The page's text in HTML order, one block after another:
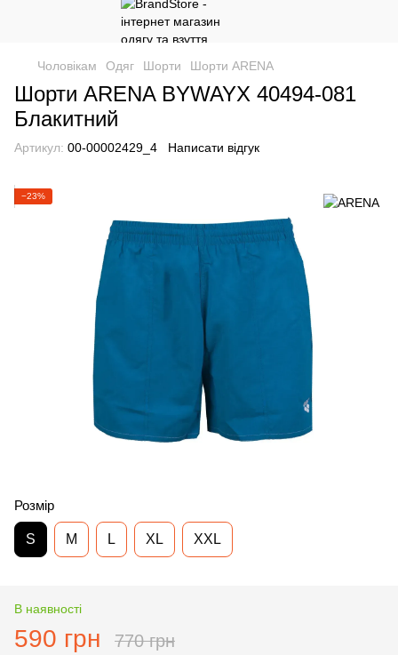
Чоловікам Одяг Шорти Шорти ARENA
Шорти ARENA BYWAYX 40494-081
Блакитний
Артикул: 00-00002429_4 Написати відгук
−23%
Розмір
S M L XL XXL
В наявності
590 грн 770 грн